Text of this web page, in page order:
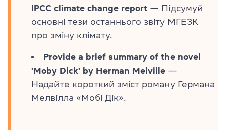
IPCC climate change report — Підсумуй
основні тези останнього звіту МГЕЗК
про зміну клімату.
Provide a brief summary of the novel
'Moby Dick' by Herman Melville —
Надайте короткий зміст роману Германа
Мелвілла «Мобі Дік».